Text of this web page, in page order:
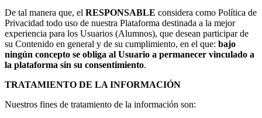
De tal manera que, el RESPONSABLE considera como Política de
Privacidad todo uso de nuestra Plataforma destinada a la mejor
experiencia para los Usuarios (Alumnos), que desean participar de
su Contenido en general y de su cumplimiento, en el que: bajo
ningún concepto se obliga al Usuario a permanecer vinculado a
la plataforma sin su consentimiento.
TRATAMIENTO DE LA INFORMACIÓN
Nuestros fines de tratamiento de la información son: